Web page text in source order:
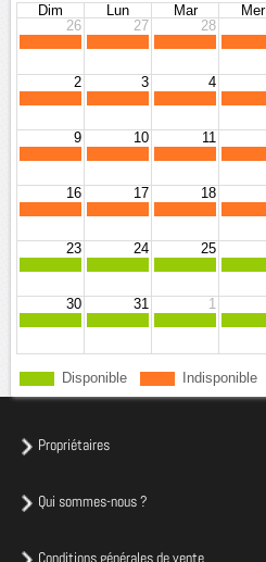
Dim Lun Mar Mer
26
27 28
2 3 4
9 10 11
16 17 18
23 24 25
30 31 1
Disponible Indisponible
Propriétaires
Qui sommes-nous ?
Conditions générales de vente